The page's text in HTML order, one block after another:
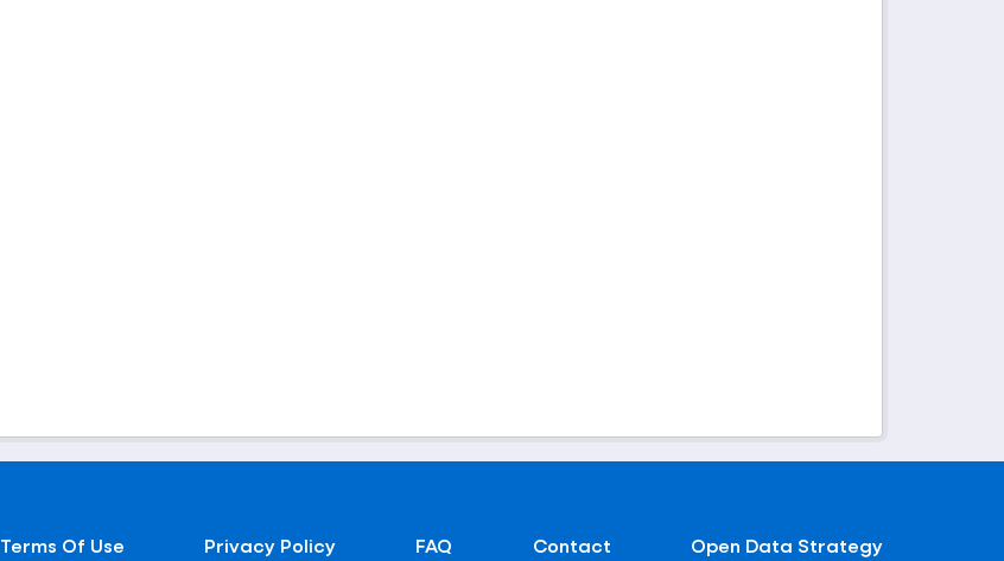
Terms Of Use Privacy Policy FAQ Contact Open Data Strategy